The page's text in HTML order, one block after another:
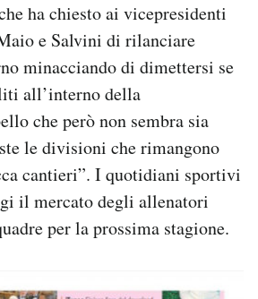
ha chiesto ai vicepresidenti
e Salvini di rilanciare
minacciando di dimettersi se
all’interno della
che però non sembra sia
le divisioni che rimangono
cantieri”. I quotidiani sportivi
il mercato degli allenatori
per la prossima stagione.